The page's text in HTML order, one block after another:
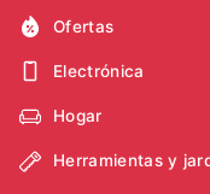
Ofertas
Electrónica
Hogar
Herramientas y